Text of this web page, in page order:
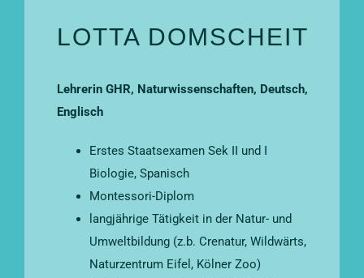
LOTTA DOMSCHEIT
Lehrerin GHR, Naturwissenschaften, Deutsch,
Englisch
Erstes Staatsexamen Sek II und I
Biologie, Spanisch
Montessori-Diplom
langjährige Tätigkeit in der Natur- und
Umweltbildung (z.b. Crenatur, Wildwärts,
Naturzentrum Eifel, Kölner Zoo)